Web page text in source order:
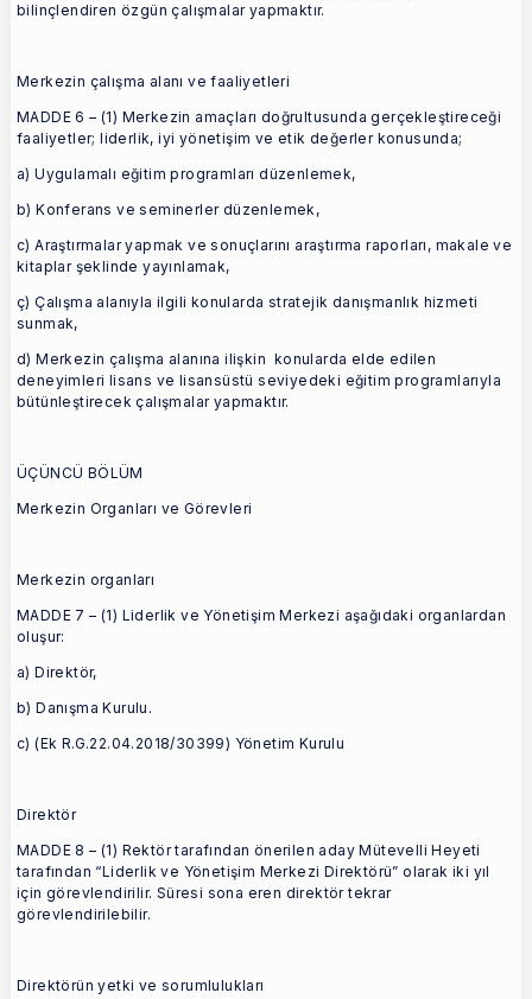
bilinçlendiren özgün çalışmalar yapmaktır.
Merkezin çalışma alanı ve faaliyetleri
MADDE 6 – (1) Merkezin amaçları doğrultusunda gerçekleştireceği
faaliyetler; liderlik, iyi yönetişim ve etik değerler konusunda;
a) Uygulamalı eğitim programları düzenlemek,
b) Konferans ve seminerler düzenlemek,
c) Araştırmalar yapmak ve sonuçlarını araştırma raporları, makale ve
kitaplar şeklinde yayınlamak,
ç) Çalışma alanıyla ilgili konularda stratejik danışmanlık hizmeti
sunmak,
d) Merkezin çalışma alanına ilişkin konularda elde edilen
deneyimleri lisans ve lisansüstü seviyedeki eğitim programlarıyla
bütünleştirecek çalışmalar yapmaktır.
ÜÇÜNCÜ BÖLÜM
Merkezin Organları ve Görevleri
Merkezin organları
MADDE 7 – (1) Liderlik ve Yönetişim Merkezi aşağıdaki organlardan
oluşur:
a) Direktör,
b) Danışma Kurulu.
c) (Ek R.G.22.04.2018/30399) Yönetim Kurulu
Direktör
MADDE 8 – (1) Rektör tarafından önerilen aday Mütevelli Heyeti
tarafından “Liderlik ve Yönetişim Merkezi Direktörü” olarak iki yıl
için görevlendirilir. Süresi sona eren direktör tekrar
görevlendirilebilir.
Direktörün yetki ve sorumlulukları